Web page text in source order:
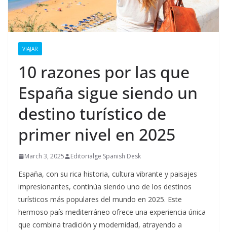
VIAJAR
10 razones por las que
España sigue siendo un
destino turístico de
primer nivel en 2025
March 3, 2025 Editorialge Spanish Desk
España, con su rica historia, cultura vibrante y paisajes
impresionantes, continúa siendo uno de los destinos
turísticos más populares del mundo en 2025. Este
hermoso país mediterráneo ofrece una experiencia única
que combina tradición y modernidad, atrayendo a